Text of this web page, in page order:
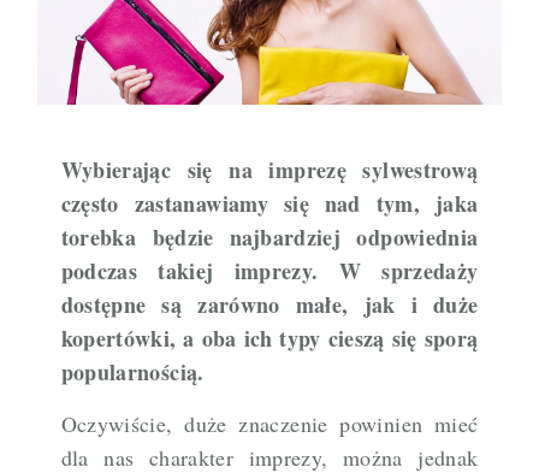
LISTONOSZKA
DAMSKA
Wybierając się na imprezę sylwestrową
często zastanawiamy się nad tym, jaka
torebka będzie najbardziej odpowiednia
podczas takiej imprezy. W sprzedaży
dostępne są zarówno małe, jak i duże
kopertówki, a oba ich typy cieszą się sporą
popularnością.
Oczywiście, duże znaczenie powinien mieć
dla nas charakter imprezy, można jednak